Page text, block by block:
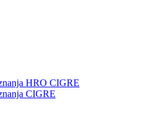
HRO CIGRE
CIGRE